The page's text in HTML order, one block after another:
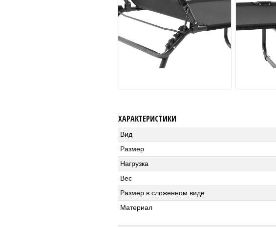
ХАРАКТЕРИСТИКИ
Вид
Размер
Нагрузка
Вес
Размер в сложенном виде
Материал